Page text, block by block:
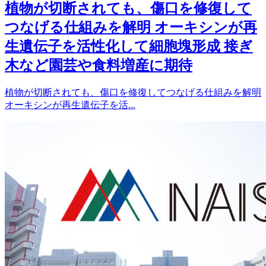
植物が切断されても、傷口を修復して
つなげる仕組みを解明 オーキシンが再
生遺伝子を活性化して細胞塊形成 接ぎ
木など園芸や食料増産に期待
植物が切断されても、傷口を修復してつなげる仕組みを解明
オーキシンが再生遺伝子を活...